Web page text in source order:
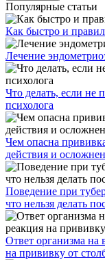
Популярные статьи
Как быстро и
Лечение
Что делать, если не
психолога
Чем опасна
действия и
Поведение при
что нельзя делать
Ответ организма на
на прививку от